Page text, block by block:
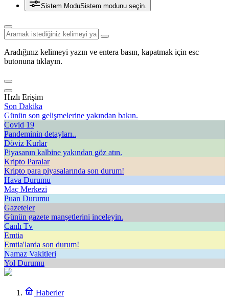
Sistem ModuSistem modunu seçin.
Aradığınız kelimeyi yazın ve entera basın, kapatmak için esc
butonuna tıklayın.
Hızlı Erişim
Son Dakika
Günün son gelişmelerine yakından bakın.
Covid 19
Pandeminin detayları..
Döviz Kurlar
Piyasanın kalbine yakından göz atın.
Kripto Paralar
Kripto para piyasalarında son durum!
Hava Durumu
Maç Merkezi
Puan Durumu
Gazeteler
Günün gazete manşetlerini inceleyin.
Canlı Tv
Emtia
Emtia'larda son durum!
Namaz Vakitleri
Yol Durumu
Haberler